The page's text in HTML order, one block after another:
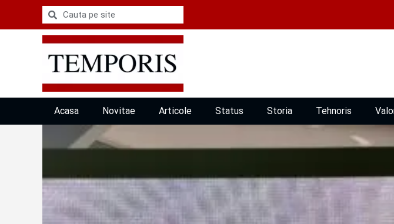
Acasa Novitae Articole Status Storia Tehnoris